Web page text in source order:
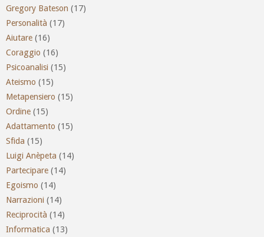
Gregory Bateson (17)
Personalità (17)
Aiutare (16)
Coraggio (16)
Psicoanalisi (15)
Ateismo (15)
Metapensiero (15)
Ordine (15)
Adattamento (15)
Sfida (15)
Luigi Anèpeta (14)
Partecipare (14)
Egoismo (14)
Narrazioni (14)
Reciprocità (14)
Informatica (13)